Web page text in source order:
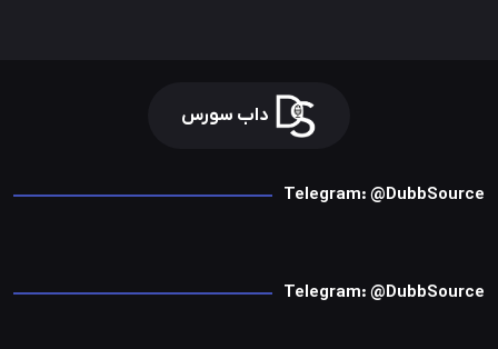
داب سورس
Telegram: @DubbSource
Telegram: @DubbSource